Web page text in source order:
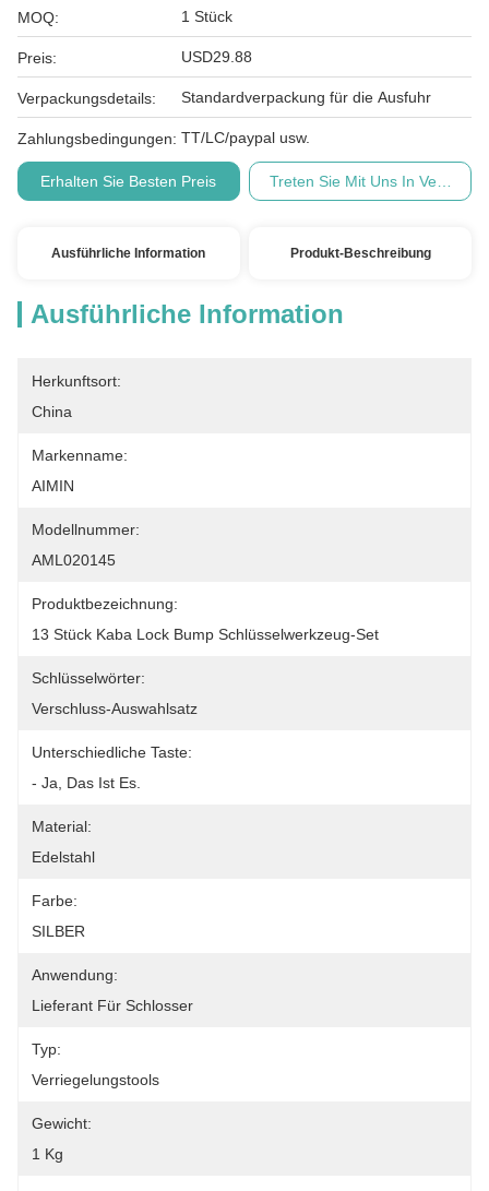
MOQ: 1 Stück
Preis: USD29.88
Verpackungsdetails: Standardverpackung für die Ausfuhr
Zahlungsbedingungen: TT/LC/paypal usw.
Erhalten Sie Besten Preis Treten Sie Mit Uns In
Ausführliche Information Produkt-Beschreibung
Ausführliche Information
Herkunftsort:
China
Markenname:
AIMIN
Modellnummer:
AML020145
Produktbezeichnung:
13 Stück Kaba Lock Bump Schlüsselwerkzeug-Set
Schlüsselwörter:
Verschluss-Auswahlsatz
Unterschiedliche Taste:
- Ja, Das Ist Es.
Material:
Edelstahl
Farbe:
SILBER
Anwendung:
Lieferant Für Schlosser
Typ:
Verriegelungstools
Gewicht:
1 Kg